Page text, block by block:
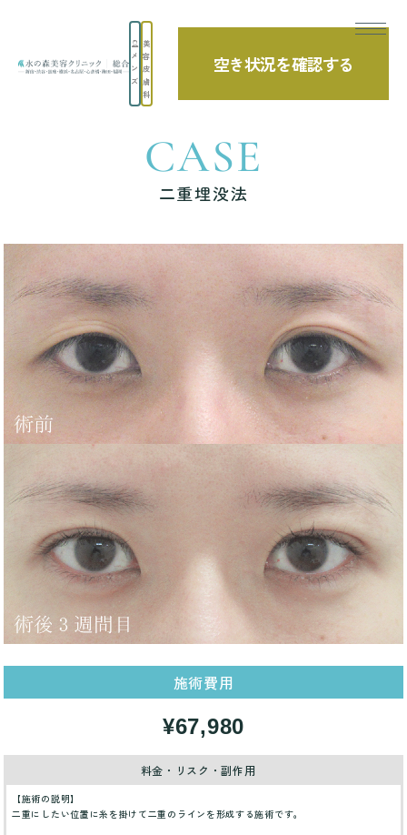
メ
ン
ズ
美
容
皮
膚
科
空き状況を確認する
TOP 症例写真 二重埋没法
CASE
二重埋没法
施術費用
¥67,980
料金・リスク・副作用
【施術の説明】
二重にしたい位置に糸を掛けて二重のラインを形成する施術です。